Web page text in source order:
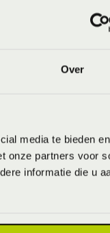
Over
media te bieden
onze partners voor
informatie die u